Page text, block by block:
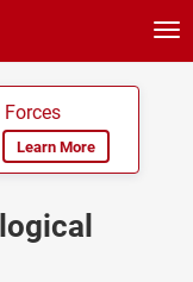
Learn More